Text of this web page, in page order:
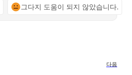
그다지 도움이 되지 않았습니다.
다음